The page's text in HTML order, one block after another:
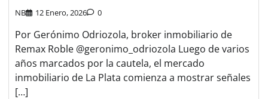
NB 12 Enero, 2026 0
Por Gerónimo Odriozola, broker inmobiliario de
Remax Roble @geronimo_odriozola Luego de varios
años marcados por la cautela, el mercado
inmobiliario de La Plata comienza a mostrar señales
[…]